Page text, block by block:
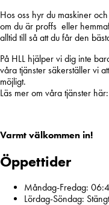
Hos oss hyr du maskiner
om du är proffs eller
alltid till så att du får den
På HLL hjälper vi dig inte
våra tjänster säkerställer vi
möjligt.
Läs mer om våra tjänster här:
Varmt välkommen in!
Öppettider
Måndag-Fredag:
Lördag-Söndag: Stängt